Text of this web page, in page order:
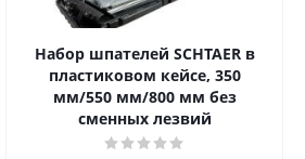
Набор шпателей SCHTAER в
пластиковом кейсе, 350
мм/550 мм/800 мм без
сменных лезвий